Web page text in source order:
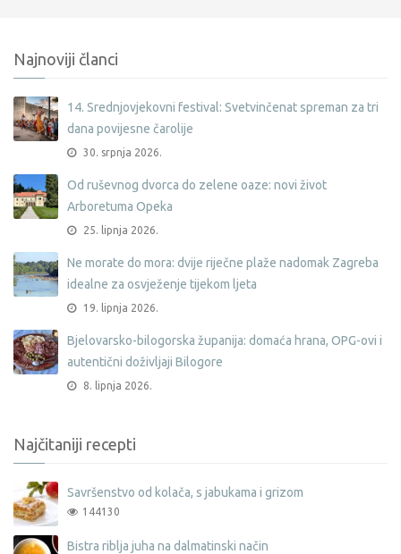
Najnoviji članci
14. Srednjovjekovni festival: Svetvinčenat spreman za tri
dana povijesne čarolije
30. srpnja 2026.
Od ruševnog dvorca do zelene oaze: novi život
Arboretuma Opeka
25. lipnja 2026.
Ne morate do mora: dvije riječne plaže nadomak Zagreba
idealne za osvježenje tijekom ljeta
19. lipnja 2026.
Bjelovarsko-bilogorska županija: domaća hrana, OPG-ovi i
autentični doživljaji Bilogore
8. lipnja 2026.
Najčitaniji recepti
Savršenstvo od kolača, s jabukama i grizom
144130
Bistra riblja juha na dalmatinski način